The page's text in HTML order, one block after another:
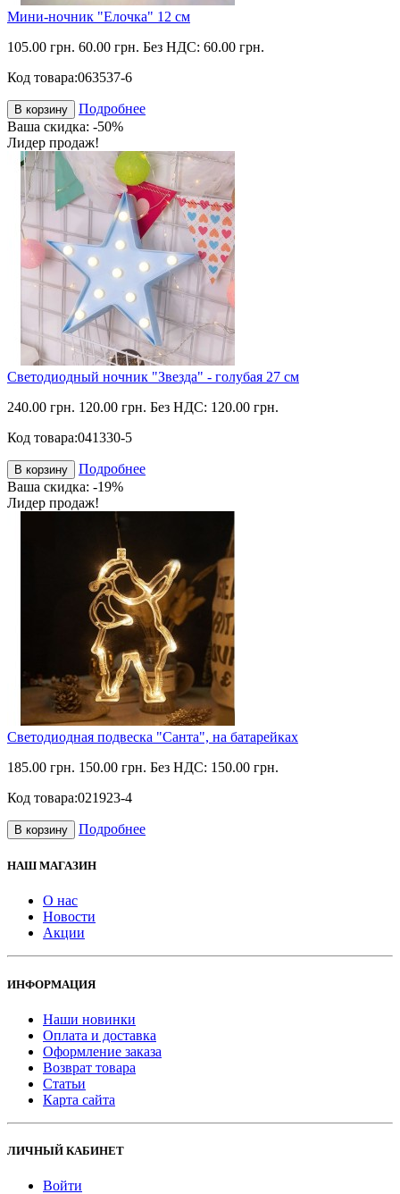
Мини-ночник "Елочка" 12 см
105.00 грн. 60.00 грн. Без НДС: 60.00 грн.
Код товара:063537-6
В корзину
Подробнее
Ваша скидка: -50%
Лидер продаж!
Светодиодный ночник "Звезда" - голубая 27 см
240.00 грн. 120.00 грн. Без НДС: 120.00 грн.
Код товара:041330-5
В корзину
Подробнее
Ваша скидка: -19%
Лидер продаж!
Светодиодная подвеска "Санта", на батарейках
185.00 грн. 150.00 грн. Без НДС: 150.00 грн.
Код товара:021923-4
В корзину Подробнее
НАШ МАГАЗИН
О нас
Новости
Акции
ИНФОРМАЦИЯ
Наши новинки
Оплата и доставка
Оформление заказа
Возврат товара
Статьи
Карта сайта
ЛИЧНЫЙ КАБИНЕТ
Войти